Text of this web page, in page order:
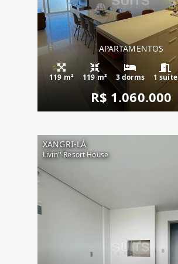
APARTAMENTOS
119 m² 119 m² 3 dorms 1 suíte
R$ 1.060.000
XANGRI-LÁ
Livin'' Resort House